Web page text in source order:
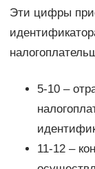
Эти цифры
5-10 –
11-12 –